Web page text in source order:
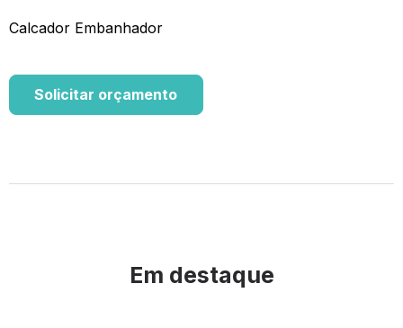
Calcador Embanhador
Solicitar orçamento
Em destaque